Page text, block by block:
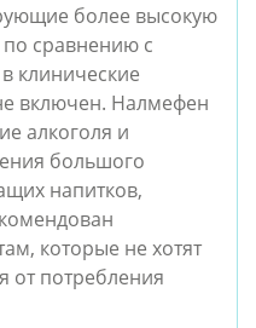
более высокую
сравнению с
клинические
включен. Налмефен
алкоголя и
большого
напитков,
которые не хотят
от потребления